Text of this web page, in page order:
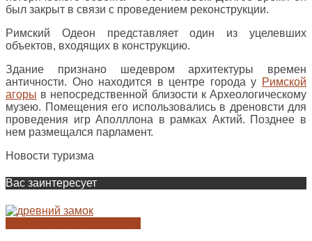
был закрыт в связи с проведением реконструкции.
Римский Одеон представляет один из уцелевших
объектов, входящих в конструкцию.
Здание признано шедевром архитектуры времен
античности. Оно находится в центре города у Римской
агоры в непосредственной близости к Археологическому
музею. Помещения его использовались в дреновсти для
проведения игр Аполллона в рамках Актий. Позднее в
нем размещался парламент.
Новости туризма
Вас заинтересует